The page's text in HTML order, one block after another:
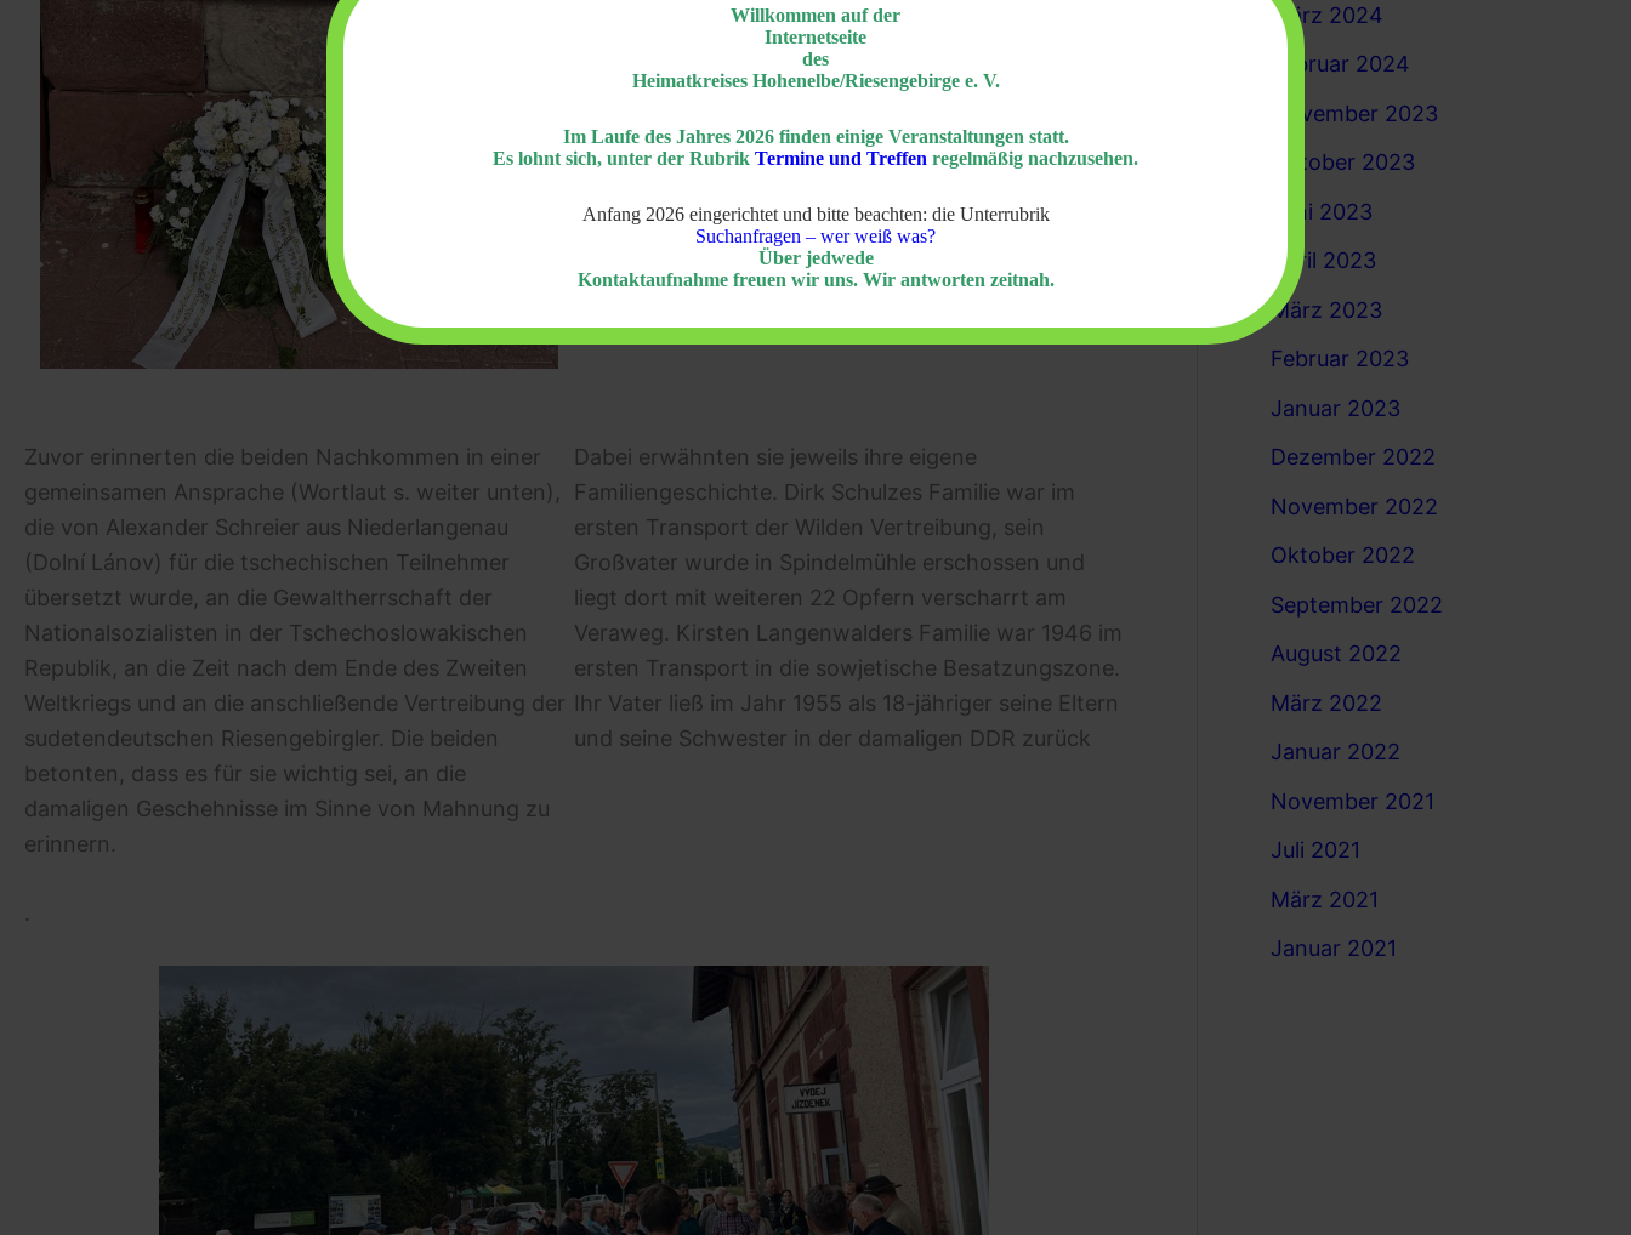
Zuvor erinnerten die beiden Nachkommen in einer
gemeinsamen Ansprache (Wortlaut s. weiter unten),
die von Alexander Schreier aus Niederlangenau
(Dolní Lánov) für die tschechischen Teilnehmer
übersetzt wurde, an die Gewaltherrschaft der
Nationalsozialisten in der Tschechoslowakischen
Republik, an die Zeit nach dem Ende des Zweiten
Weltkriegs und an die anschließende Vertreibung der
sudetendeutschen Riesengebirgler. Die beiden
betonten, dass es für sie wichtig sei, an die
damaligen Geschehnisse im Sinne von Mahnung zu
erinnern.
Dabei erwähnten sie jeweils ihre eigene
Familiengeschichte. Dirk Schulzes Familie war im
ersten Transport der Wilden Vertreibung, sein
Großvater wurde in Spindelmühle erschossen und
liegt dort mit weiteren 22 Opfern verscharrt am
Veraweg. Kirsten Langenwalders Familie war 1946 im
ersten Transport in die sowjetische Besatzungszone.
Ihr Vater ließ im Jahr 1955 als 18-jähriger seine Eltern
und seine Schwester in der damaligen DDR zurück
.
März 2024
Februar 2024
November 2023
Oktober 2023
Juni 2023
April 2023
März 2023
Februar 2023
Januar 2023
Dezember 2022
November 2022
Oktober 2022
September 2022
August 2022
März 2022
Januar 2022
November 2021
Juli 2021
März 2021
Januar 2021
Willkommen auf der
Internetseite
des
Heimatkreises Hohenelbe/Riesengebirge e. V.
Im Laufe des Jahres 2026 finden einige Veranstaltungen statt.
Es lohnt sich, unter der Rubrik Termine und Treffen regelmäßig nachzusehen.
Anfang 2026 eingerichtet und bitte beachten: die Unterrubrik
Suchanfragen – wer weiß was?
Über jedwede
Kontaktaufnahme freuen wir uns. Wir antworten zeitnah.